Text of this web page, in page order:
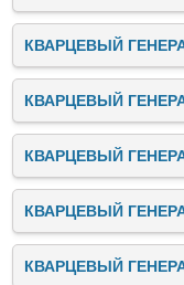
КВАРЦЕВЫЙ
КВАРЦЕВЫЙ
КВАРЦЕВЫЙ
КВАРЦЕВЫЙ
КВАРЦЕВЫЙ